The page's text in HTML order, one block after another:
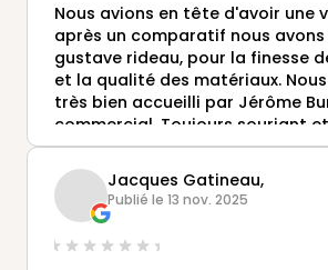
Nous avions en tête d'avoir une
après un comparatif nous
gustave rideau, pour la finesse
et la qualité des matériaux.
très bien accueilli par Jérôme
commercial. Toujours souriant
l'écoute, il prend le temps
fois s'il le faut , ce qui a été mon
sérieux et bien suivi notre
fin septembre et bien sûr nous
heureux.
Merci beaucoup pour votre
Jacques Gatineau,
Publié le 13 nov. 2025